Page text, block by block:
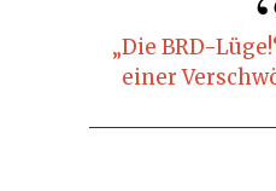
„Die BRD-Lüge!“ – Demontage
einer